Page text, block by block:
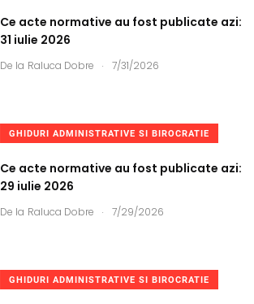
Ce acte normative au fost publicate azi:
31 iulie 2026
De la Raluca Dobre . 7/31/2026
GHIDURI ADMINISTRATIVE SI BIROCRATIE
Ce acte normative au fost publicate azi:
29 iulie 2026
De la Raluca Dobre . 7/29/2026
GHIDURI ADMINISTRATIVE SI BIROCRATIE